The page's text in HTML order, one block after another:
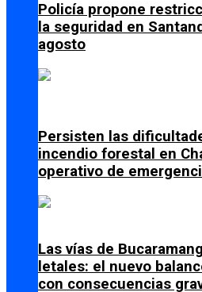
Policía propone
la seguridad en
agosto
Persisten las
incendio forestal en
operativo de
Las vías de
letales: el nuevo
con consecuencias